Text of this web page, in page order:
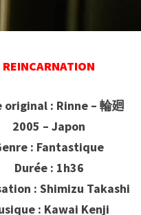
REINCARNATION
: Rinne – 輪廻
2005 – Japon
: Fantastique
Durée : 1h36
: Shimizu Takashi
: Kawai Kenji